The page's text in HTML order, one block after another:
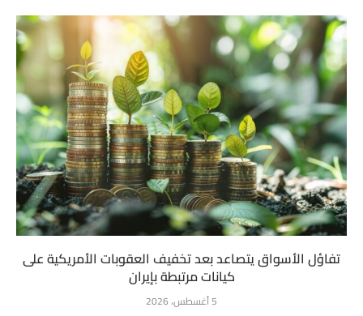
تفاؤل الأسواق يتصاعد بعد تخفيف العقوبات الأمريكية على
كيانات مرتبطة بإيران
5 أغسطس، 2026